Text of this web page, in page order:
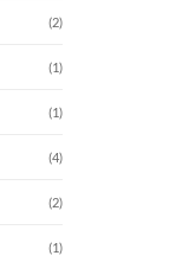
(2)
(1)
(1)
(4)
(2)
(1)